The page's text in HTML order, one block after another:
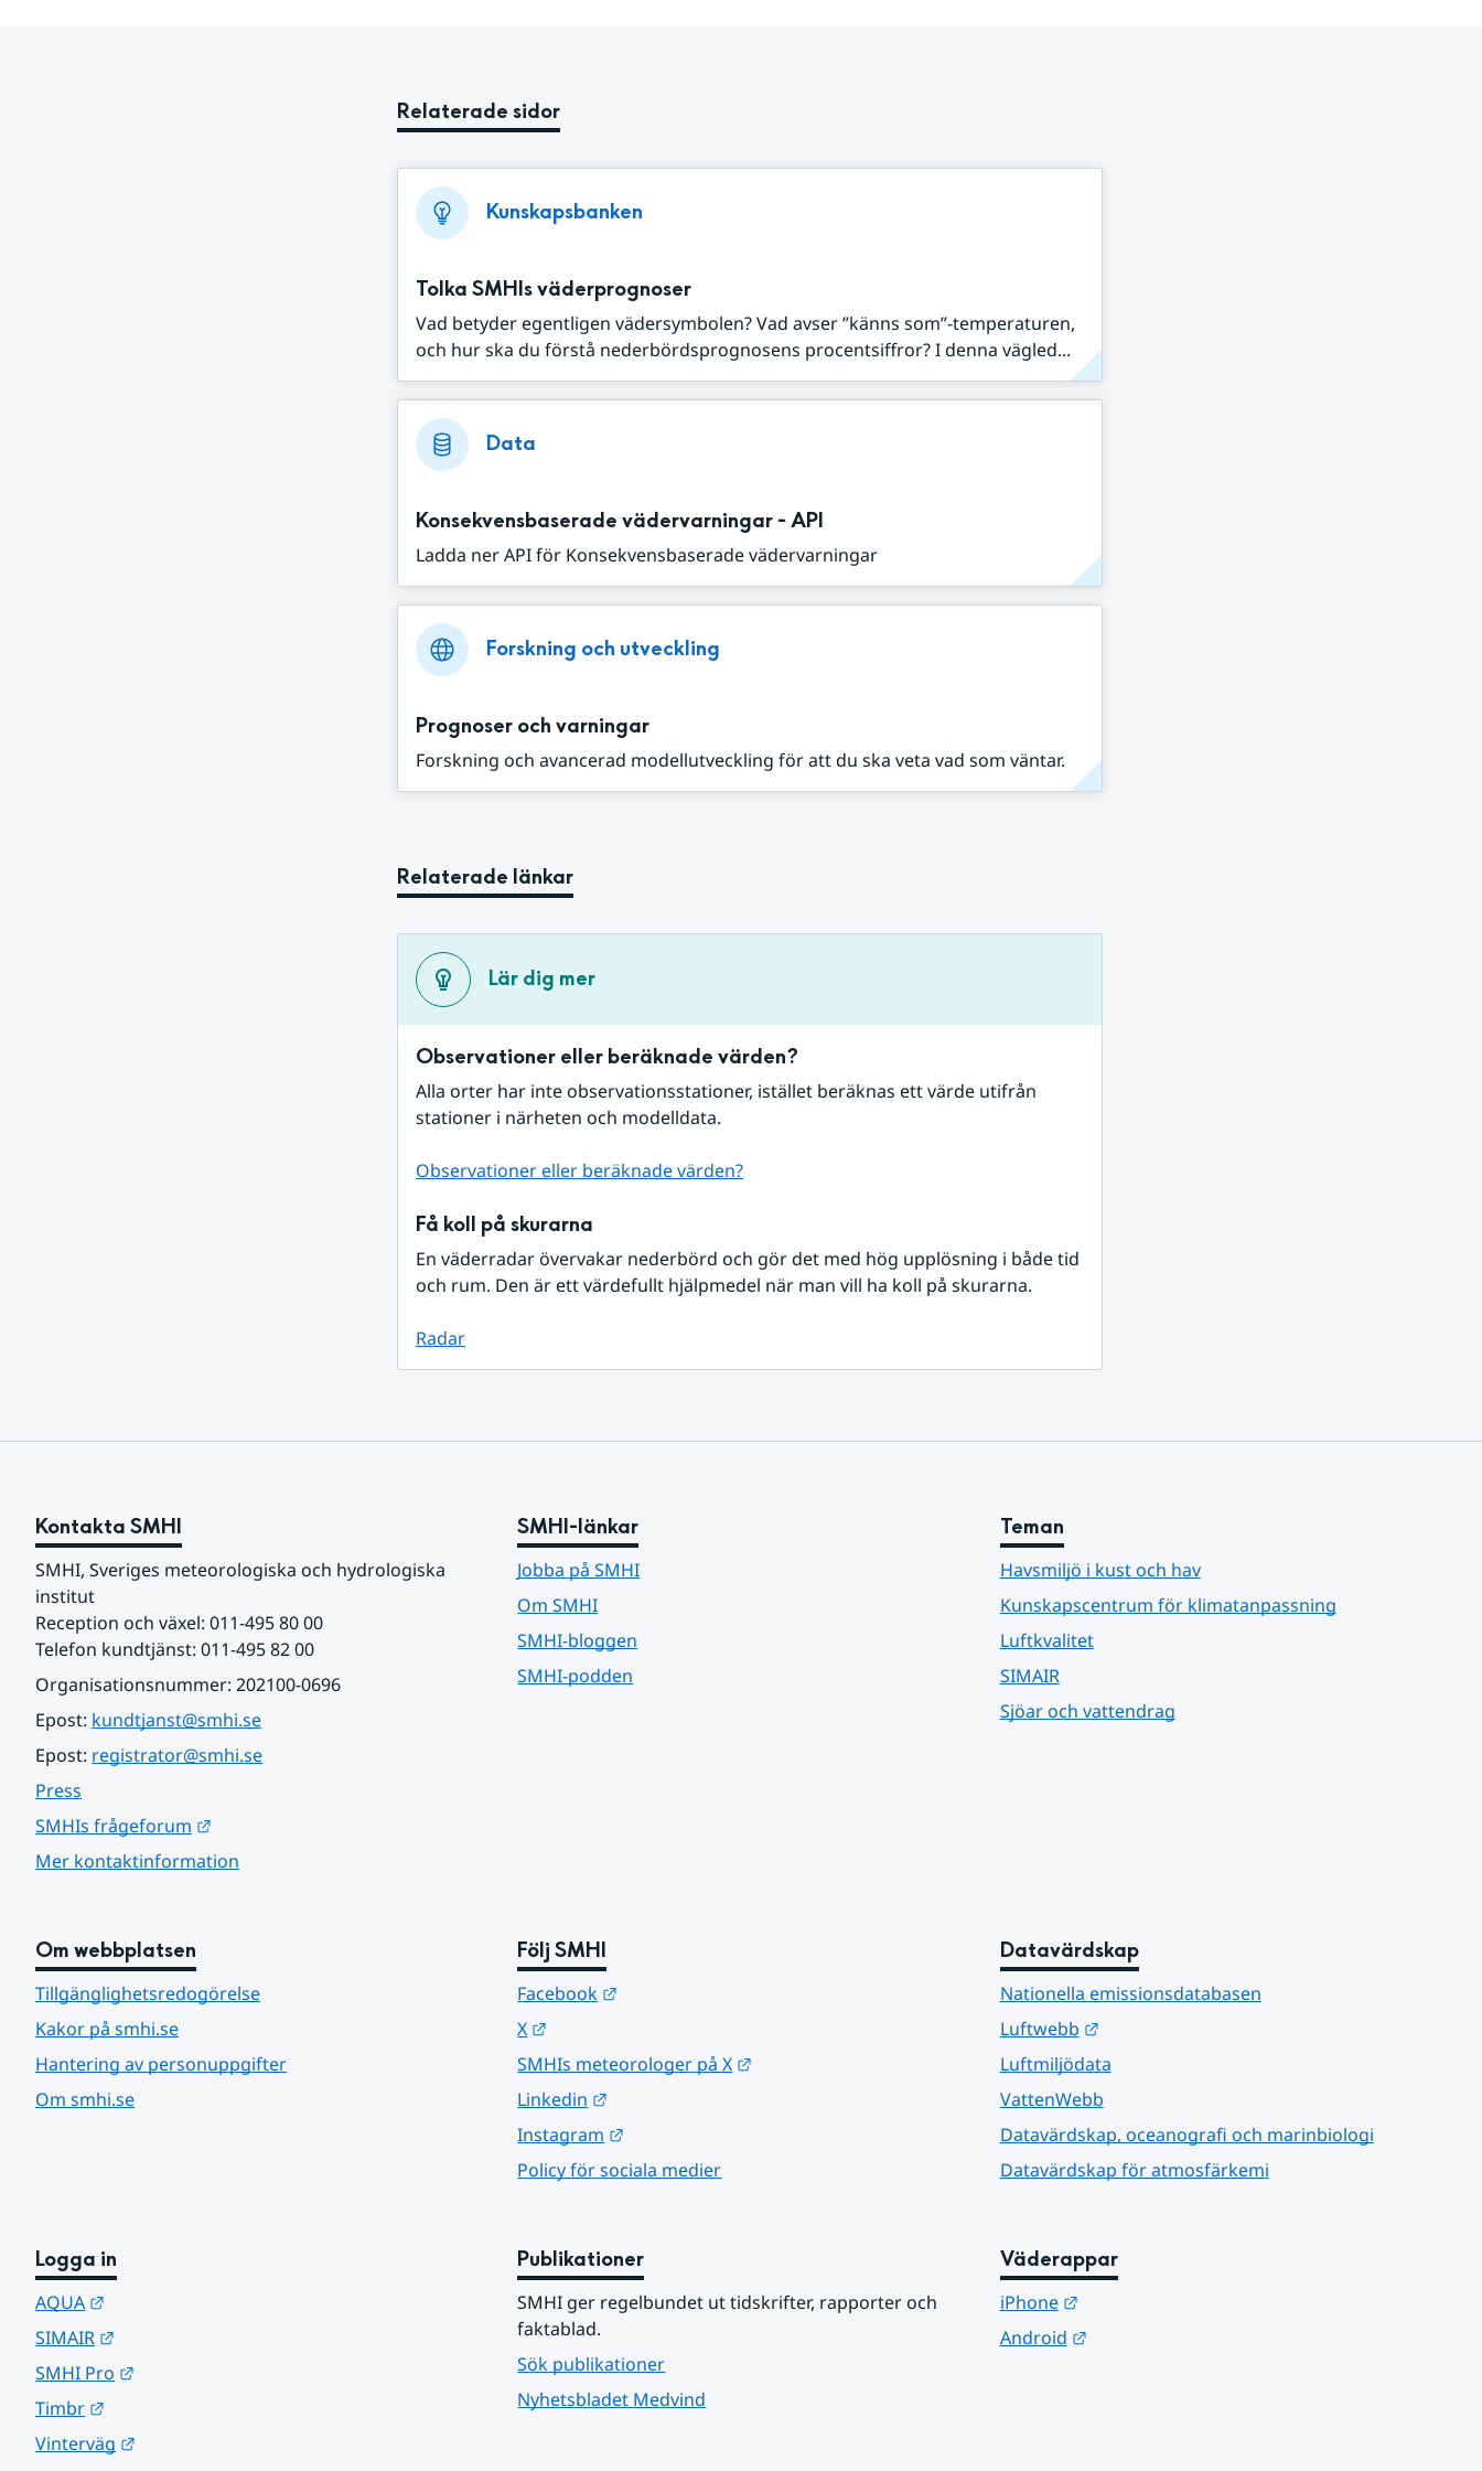
Relaterade sidor
Kunskapsbanken
Tolka SMHIs väderprognoser
Vad betyder egentligen vädersymbolen? Vad avser ”känns som”-temperaturen,
och hur ska du förstå nederbördsprognosens procentsiffror? I denna vägled...
Data
Konsekvensbaserade vädervarningar - API
Ladda ner API för Konsekvensbaserade vädervarningar
Forskning och utveckling
Prognoser och varningar
Forskning och avancerad modellutveckling för att du ska veta vad som väntar.
Relaterade länkar
Lär dig mer
Observationer eller beräknade värden?
Alla orter har inte observationsstationer, istället beräknas ett värde utifrån
stationer i närheten och modelldata.
Observationer eller beräknade värden?
Få koll på skurarna
En väderradar övervakar nederbörd och gör det med hög upplösning i både tid
och rum. Den är ett värdefullt hjälpmedel när man vill ha koll på skurarna.
Radar
Kontakta SMHI
SMHI, Sveriges meteorologiska och hydrologiska
institut
Reception och växel: 011-495 80 00
Telefon kundtjänst: 011-495 82 00
Organisationsnummer: 202100-0696
Epost: kundtjanst@smhi.se
Epost: registrator@smhi.se
Press
SMHIs frågeforum
Mer kontaktinformation
SMHI-länkar
Jobba på SMHI
Om SMHI
SMHI-bloggen
SMHI-podden
Teman
Havsmiljö i kust och hav
Kunskapscentrum för klimatanpassning
Luftkvalitet
SIMAIR
Sjöar och vattendrag
Om webbplatsen
Tillgänglighetsredogörelse
Kakor på smhi.se
Hantering av personuppgifter
Om smhi.se
Följ SMHI
Facebook
X
SMHIs meteorologer på X
Linkedin
Instagram
Policy för sociala medier
Datavärdskap
Nationella emissionsdatabasen
Luftwebb
Länk till annan webbplats.
Luftmiljödata
VattenWebb
Datavärdskap, oceanografi och marinbiologi
Datavärdskap för atmosfärkemi
Logga in
AQUA
SIMAIR
SMHI Pro
Timbr
Vinterväg
Publikationer
SMHI ger regelbundet ut tidskrifter, rapporter och
faktablad.
Sök publikationer
Nyhetsbladet Medvind
Väderappar
iPhone
Länk till annan webbplats.
Android
Länk till annan webbplats.